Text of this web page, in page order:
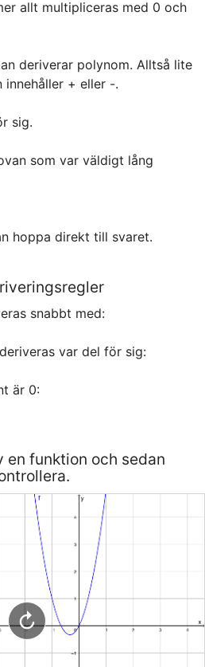
allt multipliceras med 0 och
deriverar polynom. Alltså lite
sig.
som var väldigt lång
hoppa direkt till svaret.
Vanliga funktioner deriveras snabbt med:
Om det är ett polynom deriveras var del för sig:
Derivatan av en konstant är 0:
en funktion och sedan